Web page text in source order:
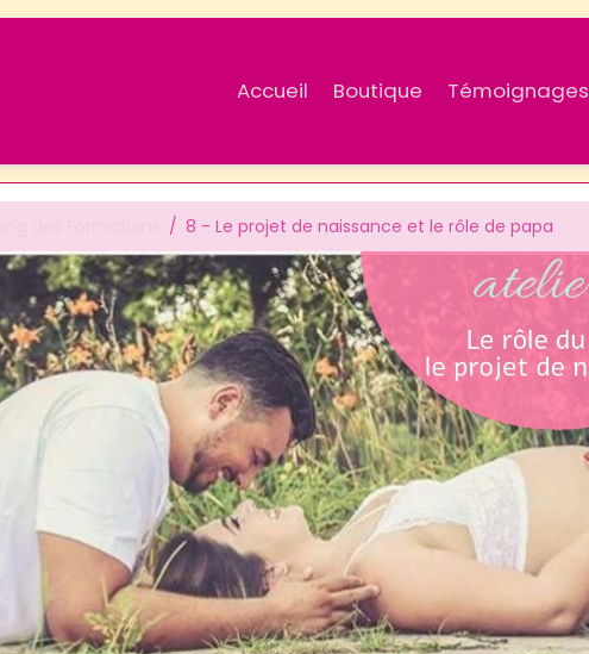
Accueil Boutique Témoignages
8 - Le projet de naissance et le rôle de papa